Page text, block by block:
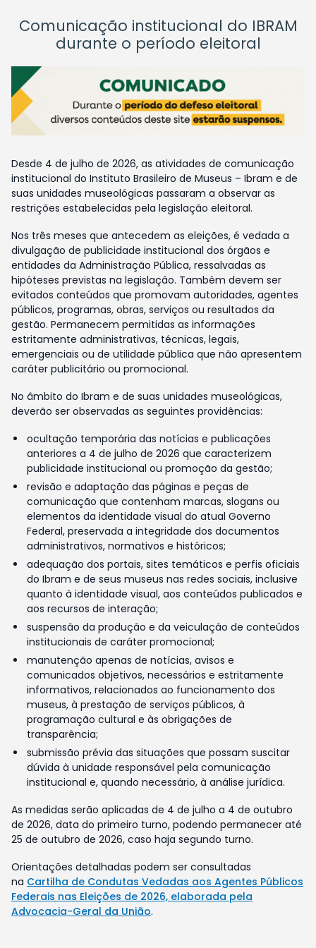
Comunicação institucional do IBRAM
durante o período eleitoral
Desde 4 de julho de 2026, as atividades de comunicação
institucional do Instituto Brasileiro de Museus – Ibram e de
suas unidades museológicas passaram a observar as
restrições estabelecidas pela legislação eleitoral.
Nos três meses que antecedem as eleições, é vedada a
divulgação de publicidade institucional dos órgãos e
entidades da Administração Pública, ressalvadas as
hipóteses previstas na legislação. Também devem ser
evitados conteúdos que promovam autoridades, agentes
públicos, programas, obras, serviços ou resultados da
gestão. Permanecem permitidas as informações
estritamente administrativas, técnicas, legais,
emergenciais ou de utilidade pública que não apresentem
caráter publicitário ou promocional.
No âmbito do Ibram e de suas unidades museológicas,
deverão ser observadas as seguintes providências:
ocultação temporária das notícias e publicações
anteriores a 4 de julho de 2026 que caracterizem
publicidade institucional ou promoção da gestão;
revisão e adaptação das páginas e peças de
comunicação que contenham marcas, slogans ou
elementos da identidade visual do atual Governo
Federal, preservada a integridade dos documentos
administrativos, normativos e históricos;
adequação dos portais, sites temáticos e perfis oficiais
do Ibram e de seus museus nas redes sociais, inclusive
quanto à identidade visual, aos conteúdos publicados e
aos recursos de interação;
suspensão da produção e da veiculação de conteúdos
institucionais de caráter promocional;
manutenção apenas de notícias, avisos e
comunicados objetivos, necessários e estritamente
informativos, relacionados ao funcionamento dos
museus, à prestação de serviços públicos, à
programação cultural e às obrigações de
transparência;
submissão prévia das situações que possam suscitar
dúvida à unidade responsável pela comunicação
institucional e, quando necessário, à análise jurídica.
As medidas serão aplicadas de 4 de julho a 4 de outubro
de 2026, data do primeiro turno, podendo permanecer até
25 de outubro de 2026, caso haja segundo turno.
Orientações detalhadas podem ser consultadas
na Cartilha de Condutas Vedadas aos Agentes Públicos
Federais nas Eleições de 2026, elaborada pela
Advocacia-Geral da União.